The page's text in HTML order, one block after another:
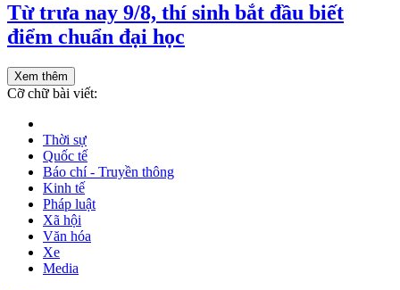
Từ trưa nay 9/8, thí sinh bắt đầu biết
điểm chuẩn đại học
Xem thêm
Cỡ chữ bài viết:
Thời sự
Quốc tế
Báo chí - Truyền thông
Kinh tế
Pháp luật
Xã hội
Văn hóa
Xe
Media